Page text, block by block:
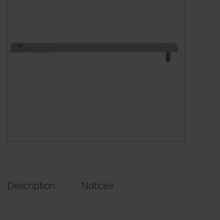
Description Notices